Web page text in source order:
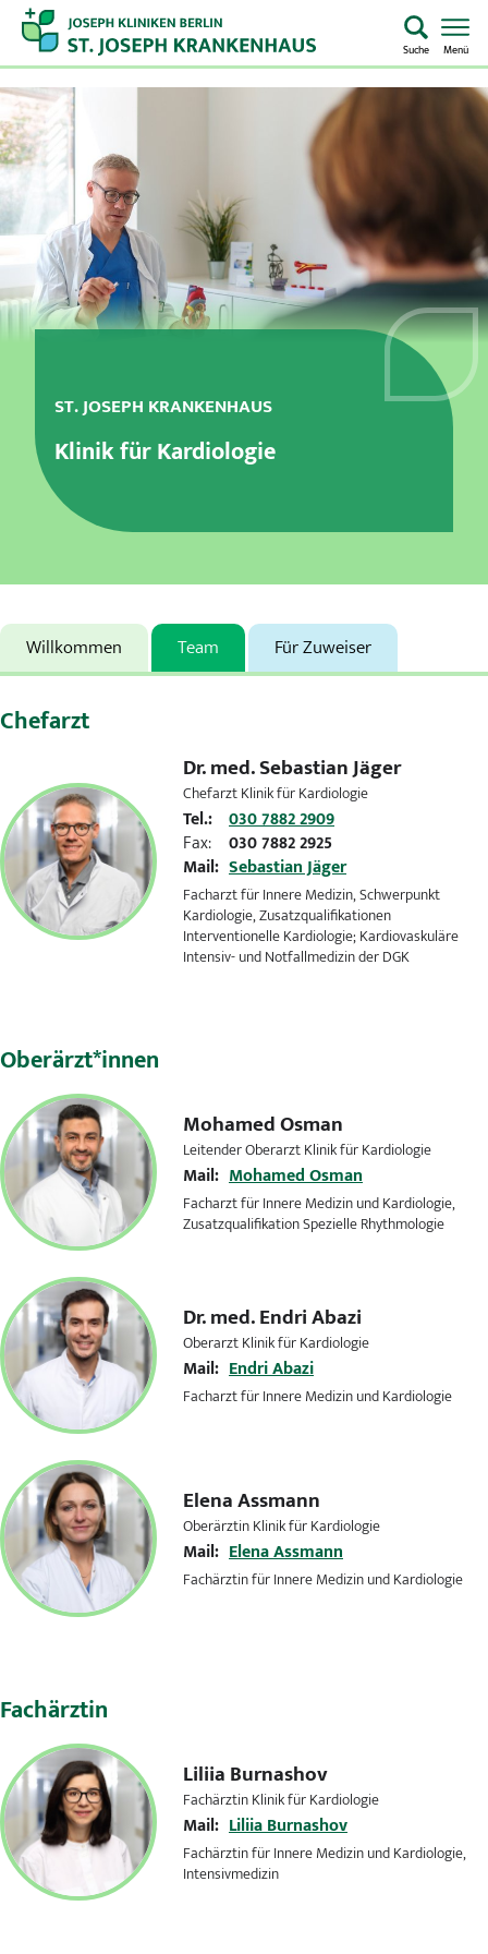
Suche Menü
Startseite
Home
Notaufnahme
Kliniken & Zentren
Aufenthalt & Besuch
Pflege
Über uns
Karriere
Aktuelles
Veranstaltungen
Presse
Kontakt
ST. JOSEPH KRANKENHAUS
Klinik für Kardiologie
Willkommen Team Für Zuweiser
Chefarzt
Dr. med.Sebastian Jäger
Chefarzt Klinik für Kardiologie
Tel.: 030 7882 2909
Fax: 030 7882 2925
Mail: Sebastian Jäger
Facharzt für Innere Medizin, Schwerpunkt
Kardiologie, Zusatzqualifikationen
Interventionelle Kardiologie; Kardiovaskuläre
Intensiv- und Notfallmedizin der DGK
Oberärzt*innen
Mohamed Osman
Leitender Oberarzt Klinik für Kardiologie
Mail: Mohamed Osman
Facharzt für Innere Medizin und Kardiologie,
Zusatzqualifikation Spezielle Rhythmologie
Dr. med.Endri Abazi
Oberarzt Klinik für Kardiologie
Mail: Endri Abazi
Facharzt für Innere Medizin und Kardiologie
Elena Assmann
Oberärztin Klinik für Kardiologie
Mail: Elena Assmann
Fachärztin für Innere Medizin und Kardiologie
Fachärztin
Liliia Burnashov
Fachärztin Klinik für Kardiologie
Mail: Liliia Burnashov
Fachärztin für Innere Medizin und Kardiologie,
Intensivmedizin